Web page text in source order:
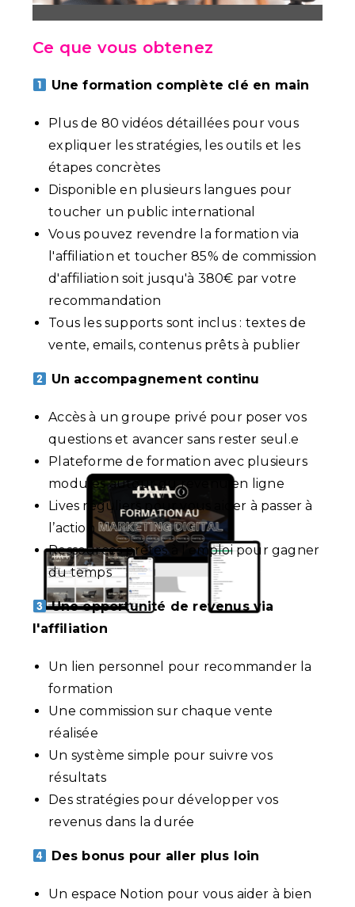
Ce que vous obtenez
Une formation complète clé en main
Plus de 80 vidéos détaillées pour vous
expliquer les stratégies, les outils et les
étapes concrètes
Disponible en plusieurs langues pour
toucher un public international
Vous pouvez revendre la formation via
l'affiliation et toucher 85% de commission
d'affiliation soit jusqu'à 380€ par votre
recommandation
Tous les supports sont inclus : textes de
vente, emails, contenus prêts à publier
Un accompagnement continu
Accès à un groupe privé pour poser vos
questions et avancer sans rester seul.e
Plateforme de formation avec plusieurs
modules autour du revenu en ligne
Lives réguliers pour vous aider à passer à
l’action
Ressources prêtes à l’emploi pour gagner
du temps
Une opportunité de revenus via
l'affiliation
Un lien personnel pour recommander la
formation
Une commission sur chaque vente
réalisée
Un système simple pour suivre vos
résultats
Des stratégies pour développer vos
revenus dans la durée
Des bonus pour aller plus loin
Un espace Notion pour vous aider à bien